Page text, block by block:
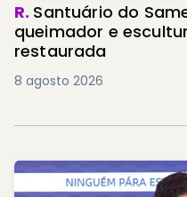
R. Santuário do
queimador e
restaurada
8 agosto 2026